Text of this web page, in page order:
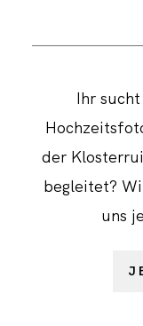
Ihr
der
begleitet?
uns